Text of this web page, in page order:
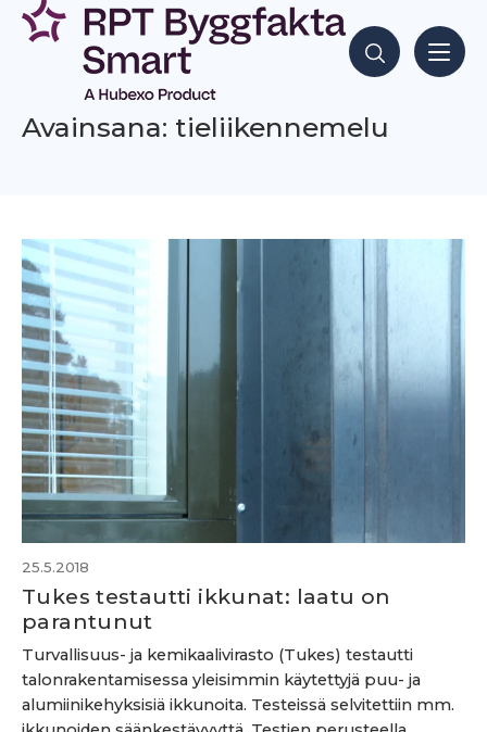
Siirry
sisältöön
Hae sisältöjä
Avainsana: tieliikennemelu
25.5.2018
Tukes testautti ikkunat: laatu on
parantunut
Turvallisuus- ja kemikaalivirasto (Tukes) testautti
talonrakentamisessa yleisimmin käytettyjä puu- ja
alumiinikehyksisiä ikkunoita. Testeissä selvitettiin mm.